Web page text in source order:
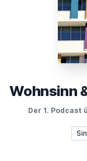
Der 1. Podcast